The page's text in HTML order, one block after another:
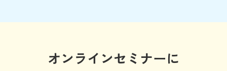
オンラインセミナーに